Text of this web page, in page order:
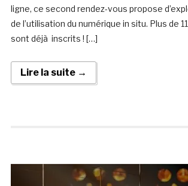
ligne, ce second rendez-vous propose
de l’utilisation du numérique in situ. Plus de
sont déjà inscrits ! […]
Lire la suite →